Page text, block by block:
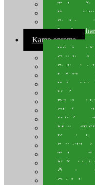
Torbe za
Rezervni
Starlete za
Izrada
Kamp oprema
Ribolovni
Grijalice,
Stolice i
Ležaljke za
Ruksaci i
Vreće za
Ribolovni
Obuća za
Odjeća za
Majice (T-
Kape i
Svijetiljke
Torbe za
Noževi i
Čamci za
Ostala kamp